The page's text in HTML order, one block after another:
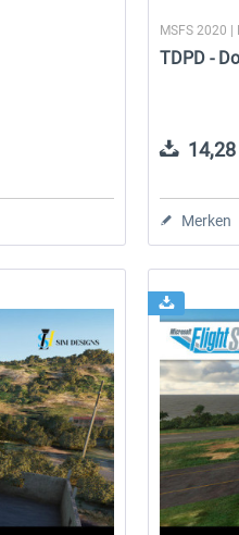
14,28 € *
MSFS 2020 |
TDPD -
Merken